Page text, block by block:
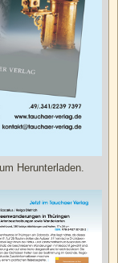
Herunterladen.